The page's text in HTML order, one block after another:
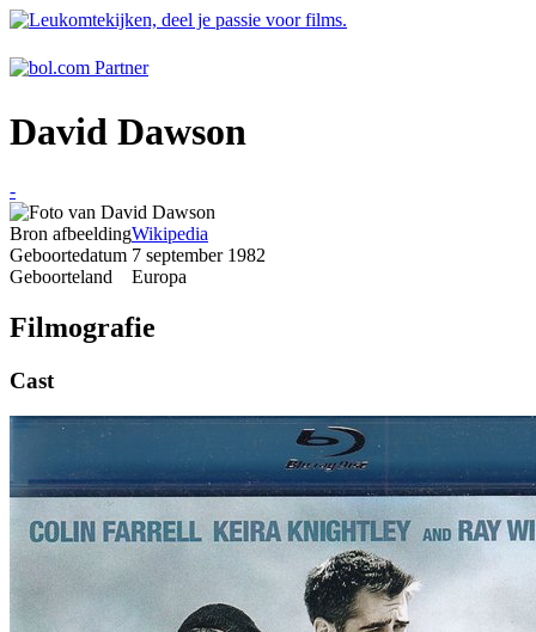
David Dawson
-
Bron afbeeldingWikipedia
Geboortedatum 7 september 1982
Geboorteland
Europa
Filmografie
Cast